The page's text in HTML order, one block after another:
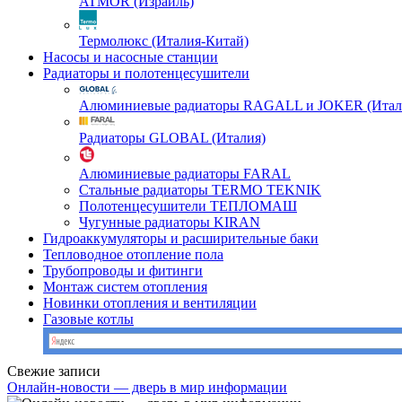
Термолюкс (Италия-Китай)
Насосы и насосные станции
Радиаторы и полотенцесушители
Алюминиевые радиаторы RAGALL и JOKER
Радиаторы GLOBAL (Италия)
Алюминиевые радиаторы FARAL
Стальные радиаторы TERMO TEKNIK
Полотенцесушители ТЕПЛОМАШ
Чугунные радиаторы KIRAN
Гидроаккумуляторы и расширительные баки
Тепловодное отопление пола
Трубопроводы и фитинги
Монтаж систем отопления
Новинки отопления и вентиляции
Газовые котлы
Свежие записи
Онлайн-новости — дверь в мир информации